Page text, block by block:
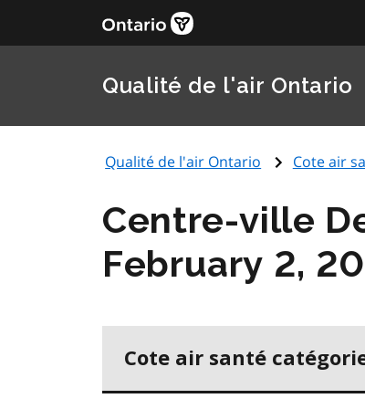
Qualité de l'air Ontario
Qualité de l'air Ontario Cote air
Centre-ville
February 2,
Cote air santé